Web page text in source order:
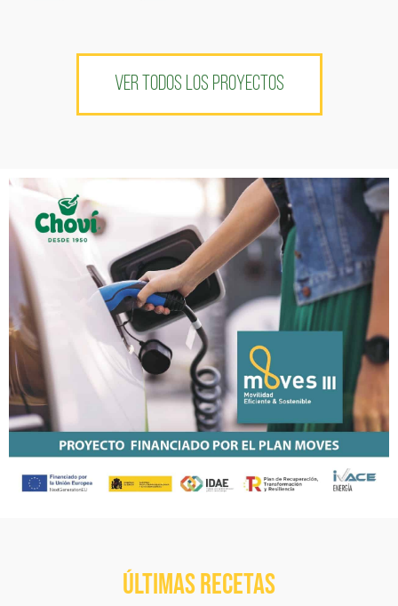
VER TODOS LOS PROYECTOS
ÚLTIMAS RECETAS